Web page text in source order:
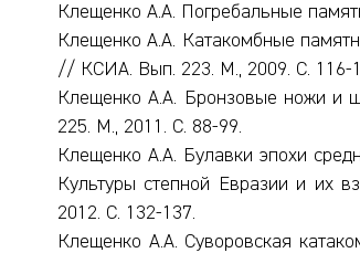
Клещенко А.А. Погребальные
Клещенко А.А. Катакомбные
// КСИА. Вып. 223. М., 2009. С. 116-
Клещенко А.А. Бронзовые ножи и
225. М., 2011. С. 88-99.
Клещенко А.А. Булавки эпохи
Культуры степной Евразии и их
2012. С. 132-137.
Клещенко А.А. Суворовская